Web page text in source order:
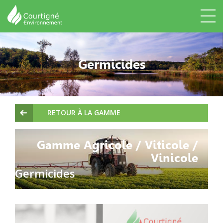
Germicides
RETOUR À LA GAMME
Gamme Agricole / Viticole /
Vinicole
Germicides